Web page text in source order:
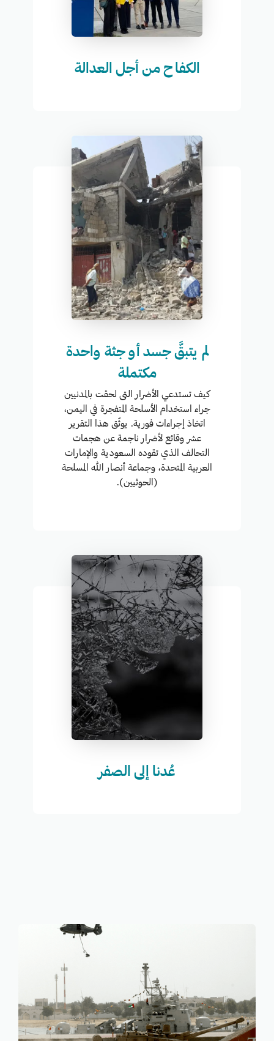
الكفاح من أجل العدالة
لم يتبقَّ جسد أو جثة واحدة
مكتملة
كيف تستدعي الأضرار التى لحقت بالمدنيين
جراء استخدام الأسلحة المتفجرة في اليمن،
اتخاذ إجراءات فورية. يوثّق هذا التقرير
عشر وقائع لأضرار ناجمة عن هجمات
التحالف الذي تقوده السعودية والإمارات
العربية المتحدة، وجماعة أنصار الله المسلحة
(الحوثيين).
عُدنا إلى الصفر